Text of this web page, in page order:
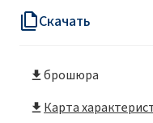
Скачать
брошюра
Карта